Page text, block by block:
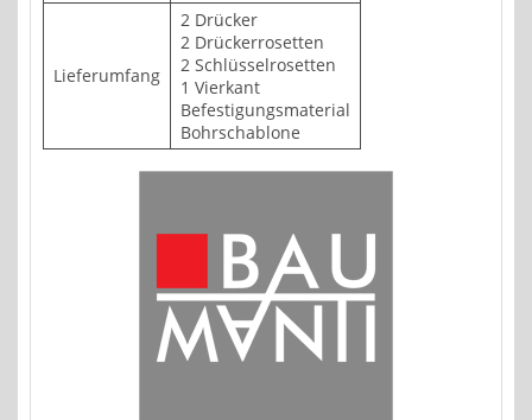
Lieferumfang
2 Drücker
2 Drückerrosetten
2 Schlüsselrosetten
1 Vierkant
Befestigungsmaterial
Bohrschablone